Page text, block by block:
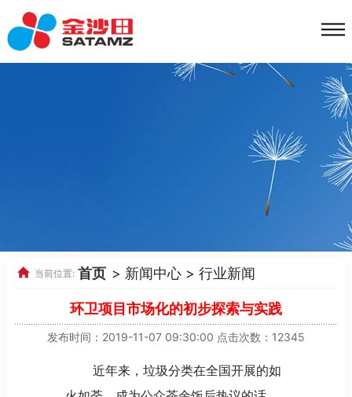
当前位置: 首页 > 新闻中心 > 行业新闻
环卫项目市场化的初步探索与实践
发布时间：2019-11-07 09:30:00 点击次数：12345
近年来，垃圾分类在全国开展的如